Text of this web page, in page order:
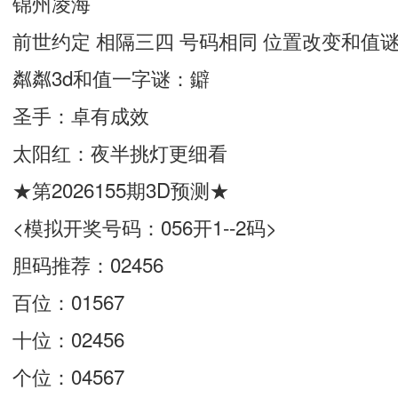
前世约定 相隔三四 号码相同 位置改变和值
粼粼3d和值一字谜：鐴
圣手：卓有成效
太阳红：夜半挑灯更细看
★第2026155期3D预测★
<模拟开奖号码：056开1--2码>
胆码推荐：02456
百位：01567
十位：02456
个位：04567